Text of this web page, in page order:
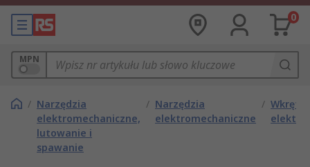
0
MPN
/ Narzędzia
elektromechaniczne,
lutowanie i
spawanie
/ Narzędzia
elektromechaniczne
/